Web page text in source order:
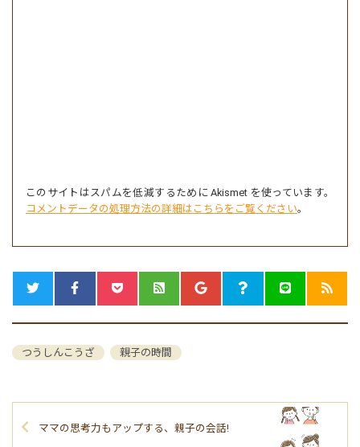
このサイトはスパムを低減するために Akismet を使っています。
コメントデータの処理方法の詳細はこちらをご覧ください。
つうしんこうざ 親子の時間
ママの思考力もアップする、親子の会話!